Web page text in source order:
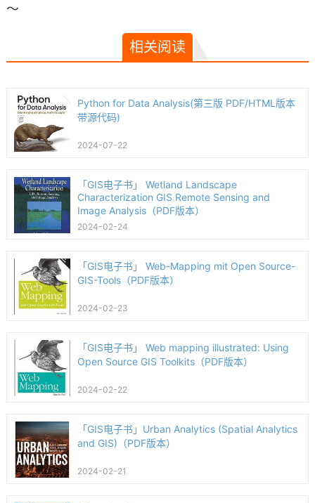
～
相关阅读
Python for Data Analysis(第三版 PDF/HTML版本
带源代码)
2024-07-22
「GIS电子书」 Wetland Landscape
Characterization GIS Remote Sensing and
Image Analysis（PDF版本）
2024-02-24
「GIS电子书」 Web-Mapping mit Open Source-
GIS-Tools（PDF版本）
2024-02-23
「GIS电子书」 Web mapping illustrated: Using
Open Source GIS Toolkits（PDF版本）
2024-02-22
「GIS电子书」Urban Analytics (Spatial Analytics
and GIS)（PDF版本）
2024-02-21